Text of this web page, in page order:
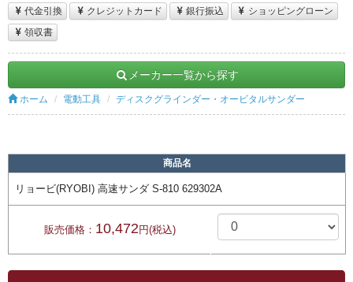
代金引換
クレジットカード 銀行振込
ショッピングローン
領収書
メーカー一覧から探す
ホーム 電動工具 ディスクグラインダー・オービタルサンダー
商品名
リョービ(RYOBI) 高速サンダ S-810 629302A
販売価格： 10,472 円(税込)